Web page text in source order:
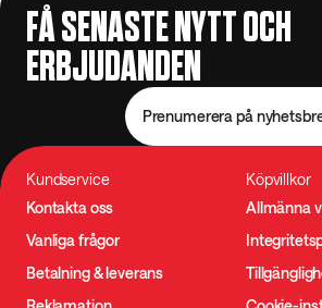
FÅ SENASTE NYTT OCH
ERBJUDANDEN
Prenumerera på
Kundservice
Kontakta oss
Vanliga frågor
Betalning & leverans
Köpvillkor
Allmänna